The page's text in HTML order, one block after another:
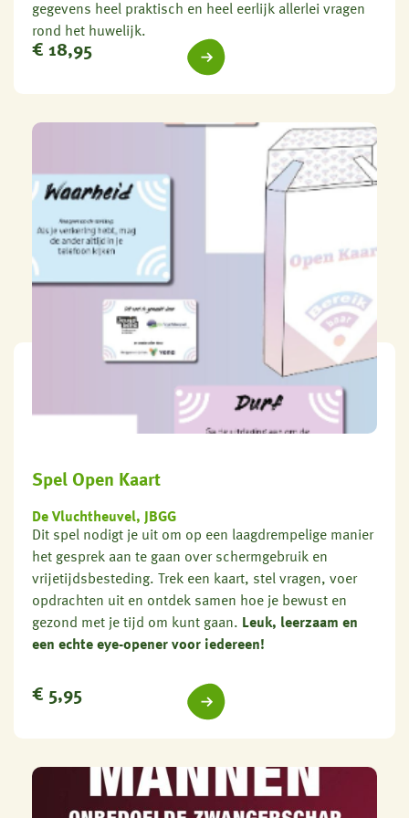
gegevens heel praktisch en heel eerlijk allerlei vragen
rond het huwelijk.
€ 18,95
Spel Open Kaart
De Vluchtheuvel, JBGG
Dit spel nodigt je uit om op een laagdrempelige manier
het gesprek aan te gaan over schermgebruik en
vrijetijdsbesteding. Trek een kaart, stel vragen, voer
opdrachten uit en ontdek samen hoe je bewust en
gezond met je tijd om kunt gaan. Leuk, leerzaam en
een echte eye-opener voor iedereen!
€ 5,95